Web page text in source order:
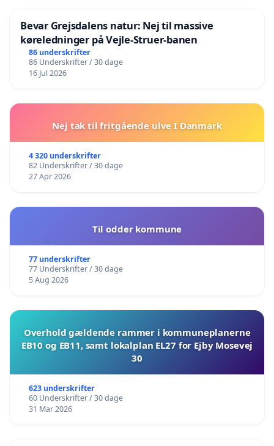
Bevar Grejsdalens natur: Nej til massive
køreledninger på Vejle-Struer-banen
86 underskrifter
86 Underskrifter / 30 dage
16 Jul 2026
Nej tak til fritgående ulve I Danmark
4 320 underskrifter
82 Underskrifter / 30 dage
27 Apr 2026
Til odder kommune
77 underskrifter
77 Underskrifter / 30 dage
5 Aug 2026
Overhold gældende rammer i kommuneplanerne
EB10 og EB11, samt lokalplan EL27 for Ejby Mosevej
30
623 underskrifter
60 Underskrifter / 30 dage
31 Mar 2026